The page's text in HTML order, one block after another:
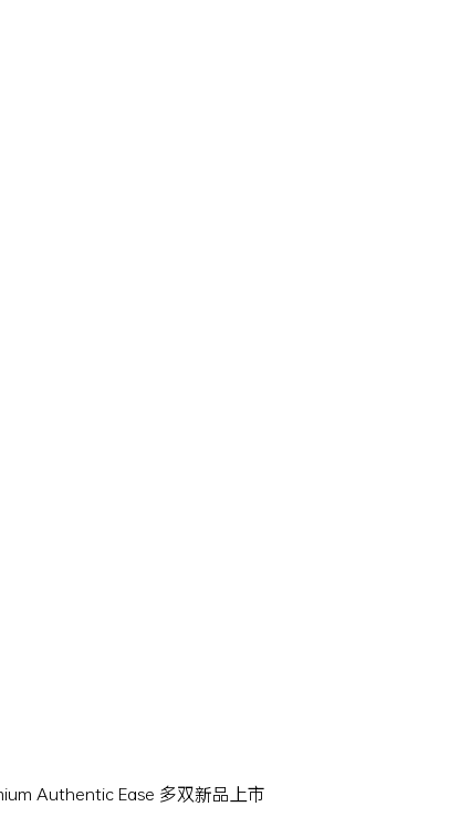
Authentic Ease 多双新品上市